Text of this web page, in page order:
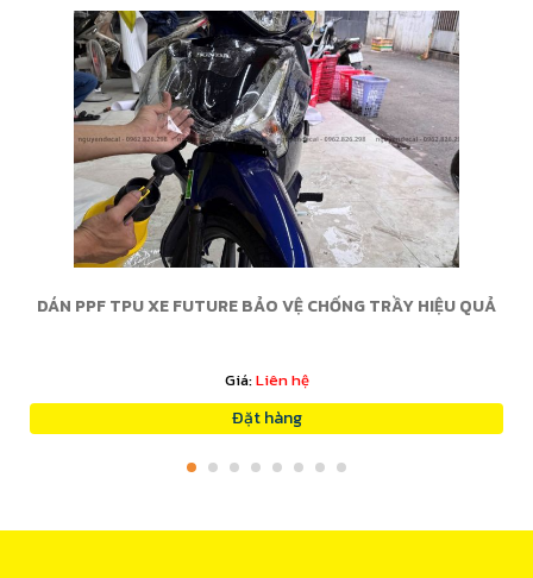
DÁN PPF TPU XE FUTURE BẢO VỆ CHỐNG TRẦY HIỆU QUẢ
Giá:Liên hệ
Đặt hàng